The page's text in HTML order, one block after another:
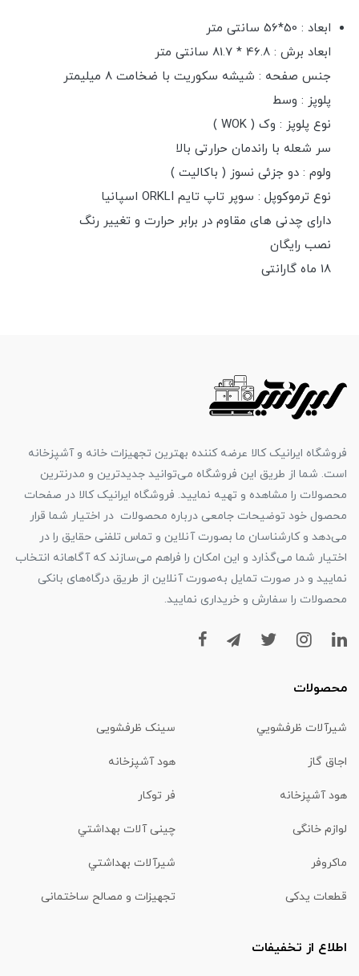
ابعاد : 50*56 سانتی متر
ابعاد برش : 46.8 * 81.7 سانتی متر
جنس صفحه : شیشه سکوریت با ضخامت 8 میلیمتر
پلوپز : وسط
نوع پلوپز : وک ( WOK )
سر شعله با راندمان حرارتی بالا
ولوم : دو جزئی نسوز ( باکالیت )
نوع ترموکوپل : سوپر تاپ تایم ORKLI اسپانیا
دارای چدنی های مقاوم در برابر حرارت و تغییر رنگ
نصب رایگان
18 ماه گارانتی
فروشگاه ایرانیک کالا عرضه کننده بهترین تجهیزات خانه و آشپزخانه
است. شما از طریق این فروشگاه می‌توانید جدیدترین و مدرنترین
محصولات را مشاهده و تهیه نمایید. فروشگاه ایرانیک کالا در صفحات
محصول خود توضیحات جامعی درباره محصولات در اختیار شما قرار
می‌دهد و کارشناسان ما بصورت آنلاین و تماس تلفنی حقایق را در
اختیار شما می‌گذارد و این امکان را فراهم می‌سازند که آگاهانه انتخاب
نمایید و در صورت تمایل به‌صورت آنلاین از طریق درگاه‌های بانکی
محصولات را سفارش و خریداری نمایید.
محصولات
شیرآلات ظرفشويي سینک ظرفشویی
اجاق گاز هود آشپزخانه
هود آشپزخانه فر توکار
لوازم خانگی چینی آلات بهداشتي
ماكروفر شیرآلات بهداشتي
قطعات یدکی تجهیزات و مصالح ساختمانی
اطلاع از تخفیفات